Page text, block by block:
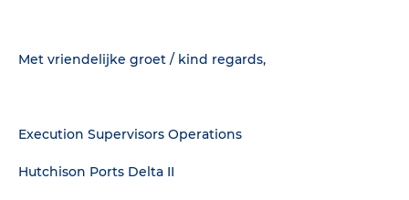
Met vriendelijke groet / kind regards,
Execution Supervisors Operations
Hutchison Ports Delta II